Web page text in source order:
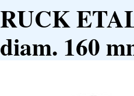
RUCK
diam. 160